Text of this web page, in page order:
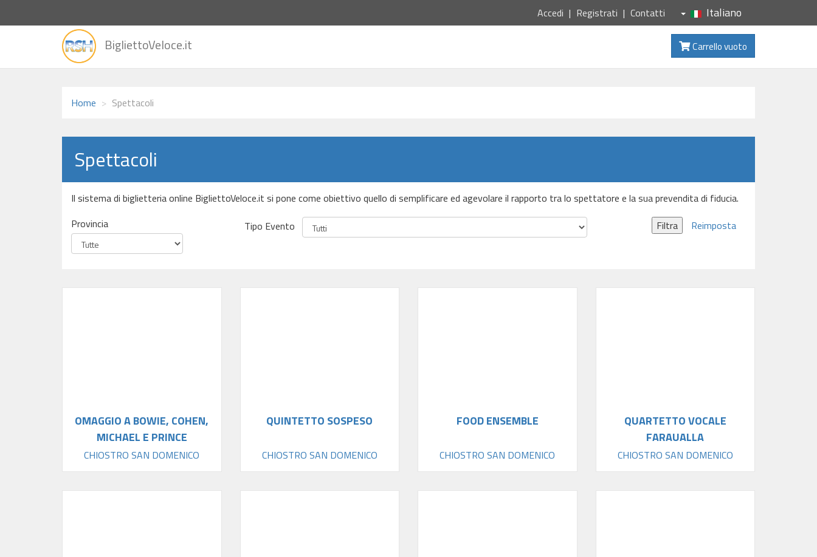
Accedi Registrati Contatti Italiano
alla
BigliettoVeloce.it Carrello vuoto
Home Spettacoli
Spettacoli
Il sistema di biglietteria online BigliettoVeloce.it si pone come obiettivo quello di semplificare ed agevolare il rapporto tra lo spettatore e la sua prevendita di fiducia.
Provincia
Tipo Evento Filtra Reimposta
OMAGGIO A BOWIE, COHEN,
MICHAEL E PRINCE
CHIOSTRO SAN DOMENICO
QUINTETTO SOSPESO
CHIOSTRO SAN DOMENICO
FOOD ENSEMBLE
CHIOSTRO SAN DOMENICO
QUARTETTO VOCALE
FARAUALLA
CHIOSTRO SAN DOMENICO